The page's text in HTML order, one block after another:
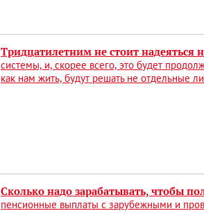
Тридцатилетним не стоит надеяться
системы, и, скорее всего, это будет
как нам жить, будут решать не отдельные
Сколько надо зарабатывать, чтобы
пенсионные выплаты с зарубежными и